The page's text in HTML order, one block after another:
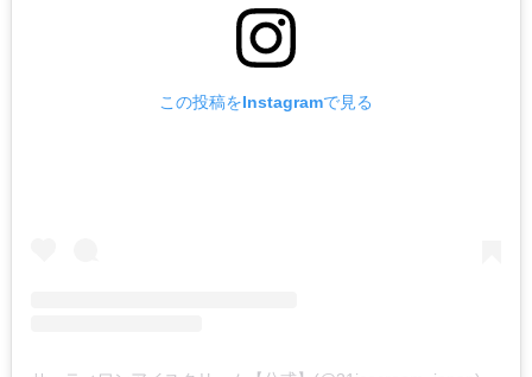
この投稿をInstagramで見る